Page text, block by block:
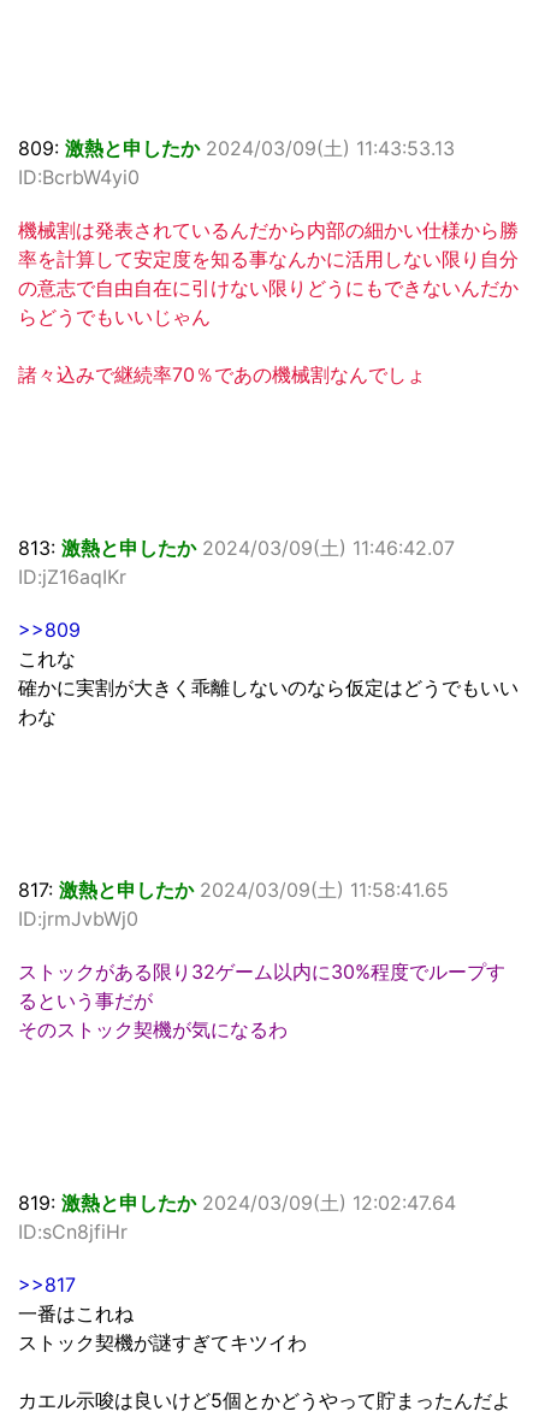
809: 激熱と申したか 2024/03/09(土) 11:43:53.13
ID:BcrbW4yi0
機械割は発表されているんだから内部の細かい仕様から勝
率を計算して安定度を知る事なんかに活用しない限り自分
の意志で自由自在に引けない限りどうにもできないんだか
らどうでもいいじゃん
諸々込みで継続率70％であの機械割なんでしょ
813: 激熱と申したか 2024/03/09(土) 11:46:42.07
ID:jZ16aqIKr
>>809
これな
確かに実割が大きく乖離しないのなら仮定はどうでもいい
わな
817: 激熱と申したか 2024/03/09(土) 11:58:41.65
ID:jrmJvbWj0
ストックがある限り32ゲーム以内に30%程度でループす
るという事だが
そのストック契機が気になるわ
819: 激熱と申したか 2024/03/09(土) 12:02:47.64
ID:sCn8jfiHr
>>817
一番はこれね
ストック契機が謎すぎてキツイわ
カエル示唆は良いけど5個とかどうやって貯まったんだよ